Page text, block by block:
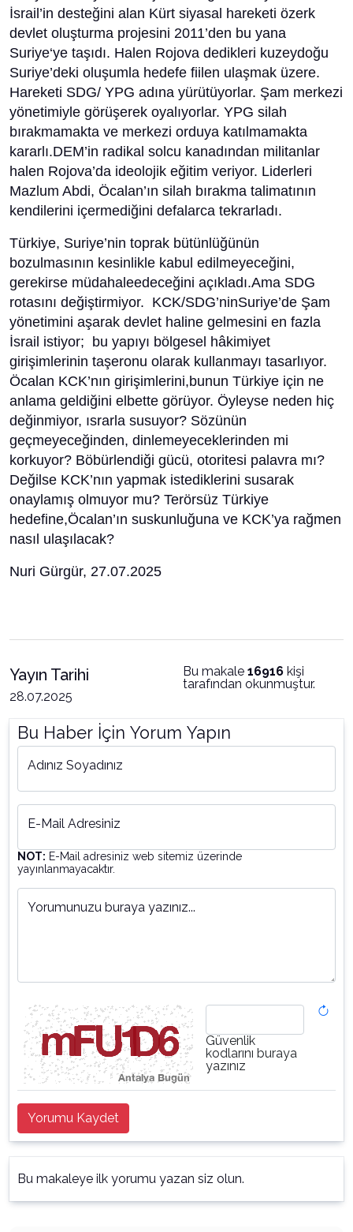
İsrail’in desteğini alan Kürt siyasal hareketi özerk
devlet oluşturma projesini 2011’den bu yana
Suriye‘ye taşıdı. Halen Rojova dedikleri kuzeydoğu
Suriye’deki oluşumla hedefe fiilen ulaşmak üzere.
Hareketi SDG/ YPG adına yürütüyorlar. Şam merkezi
yönetimiyle görüşerek oyalıyorlar. YPG silah
bırakmamakta ve merkezi orduya katılmamakta
kararlı.DEM’in radikal solcu kanadından militanlar
halen Rojova’da ideolojik eğitim veriyor. Liderleri
Mazlum Abdi, Öcalan’ın silah bırakma talimatının
kendilerini içermediğini defalarca tekrarladı.
Türkiye, Suriye’nin toprak bütünlüğünün
bozulmasının kesinlikle kabul edilmeyeceğini,
gerekirse müdahaleedeceğini açıkladı.Ama SDG
rotasını değiştirmiyor. KCK/SDG’ninSuriye’de Şam
yönetimini aşarak devlet haline gelmesini en fazla
İsrail istiyor; bu yapıyı bölgesel hâkimiyet
girişimlerinin taşeronu olarak kullanmayı tasarlıyor.
Öcalan KCK’nın girişimlerini,bunun Türkiye için ne
anlama geldiğini elbette görüyor. Öyleyse neden hiç
değinmiyor, ısrarla susuyor? Sözünün
geçmeyeceğinden, dinlemeyeceklerinden mi
korkuyor? Böbürlendiği gücü, otoritesi palavra mı?
Değilse KCK’nın yapmak istediklerini susarak
onaylamış olmuyor mu? Terörsüz Türkiye
hedefine,Öcalan’ın suskunluğuna ve KCK’ya rağmen
nasıl ulaşılacak?
Nuri Gürgür, 27.07.2025
Yayın Tarihi
28.07.2025
Bu makale 16916 kişi
tarafından okunmuştur.
Bu Haber İçin Yorum Yapın
Adınız Soyadınız
E-Mail Adresiniz
NOT: E-Mail adresiniz web sitemiz üzerinde
yayınlanmayacaktır.
Yorumunuzu buraya yazınız...
Güvenlik
kodlarını buraya
yazınız
Yorumu Kaydet
Bu makaleye ilk yorumu yazan siz olun.